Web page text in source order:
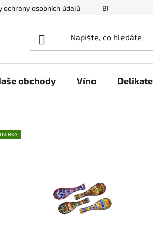
ochrany osobních údajů Blog ze světa
obchody Víno